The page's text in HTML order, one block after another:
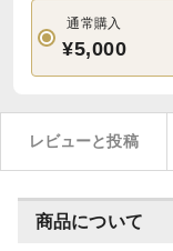
通常購入
¥5,000
レビューと投稿
商品について